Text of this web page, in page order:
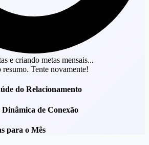
e criando metas mensais...
Tente novamente!
do Relacionamento
de Conexão
para o Mês